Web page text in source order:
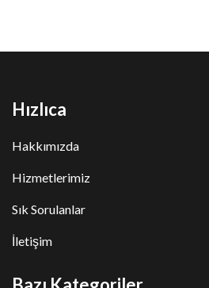
Hızlıca
Hakkımızda
Hizmetlerimiz
Sık Sorulanlar
İletişim